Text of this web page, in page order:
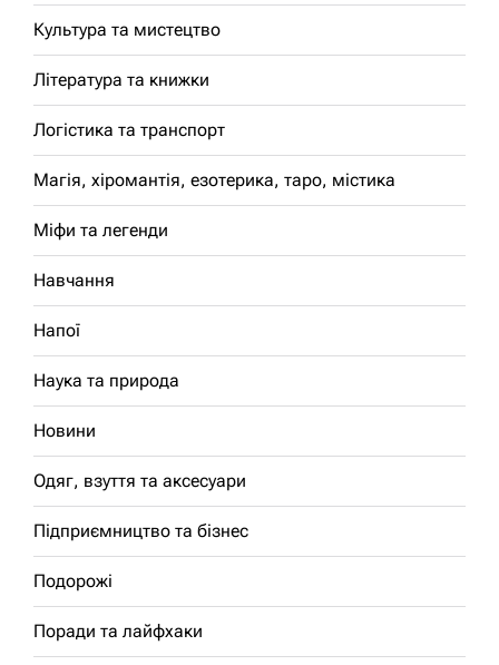
Культура та мистецтво
Література та книжки
Логістика та транспорт
Магія, хіромантія, езотерика, таро, містика
Міфи та легенди
Навчання
Напої
Наука та природа
Новини
Одяг, взуття та аксесуари
Підприємництво та бізнес
Подорожі
Поради та лайфхаки